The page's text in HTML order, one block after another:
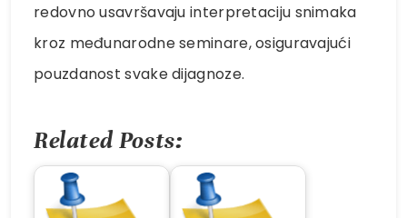
redovno usavršavaju interpretaciju snimaka
kroz međunarodne seminare, osiguravajući
pouzdanost svake dijagnoze.
Related Posts: